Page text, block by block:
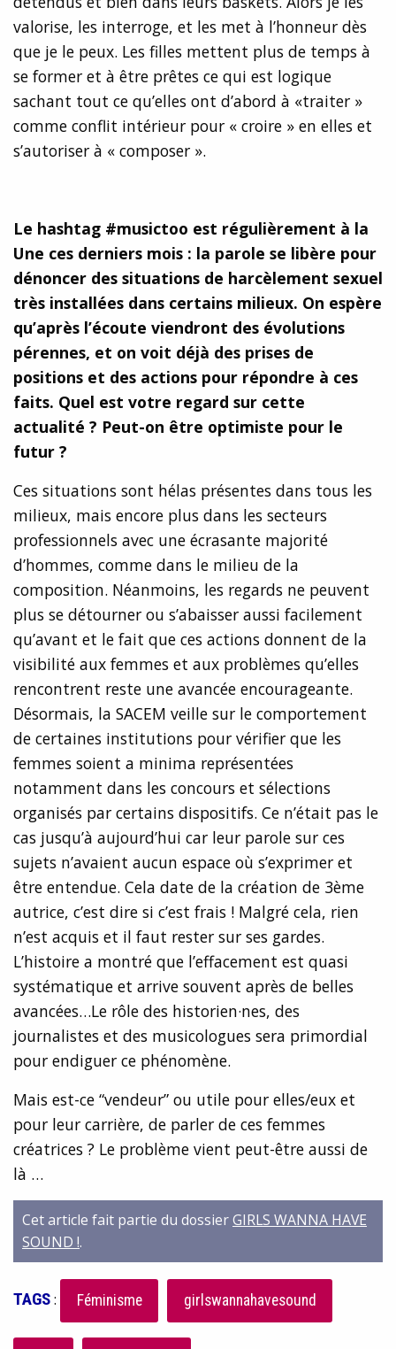
valorise, les interroge, et les met à l’honneur dès
que je le peux. Les filles mettent plus de temps à
se former et à être prêtes ce qui est logique
sachant tout ce qu’elles ont d’abord à «traiter »
comme conflit intérieur pour « croire » en elles et
s’autoriser à « composer ».
Le hashtag #musictoo est régulièrement à la
Une ces derniers mois : la parole se libère pour
dénoncer des situations de harcèlement sexuel
très installées dans certains milieux. On espère
qu’après l’écoute viendront des évolutions
pérennes, et on voit déjà des prises de
positions et des actions pour répondre à ces
faits. Quel est votre regard sur cette
actualité ? Peut-on être optimiste pour le
futur ?
Ces situations sont hélas présentes dans tous les
milieux, mais encore plus dans les secteurs
professionnels avec une écrasante majorité
d’hommes, comme dans le milieu de la
composition. Néanmoins, les regards ne peuvent
plus se détourner ou s’abaisser aussi facilement
qu’avant et le fait que ces actions donnent de la
visibilité aux femmes et aux problèmes qu’elles
rencontrent reste une avancée encourageante.
Désormais, la SACEM veille sur le comportement
de certaines institutions pour vérifier que les
femmes soient a minima représentées
notamment dans les concours et sélections
organisés par certains dispositifs. Ce n’était pas le
cas jusqu’à aujourd’hui car leur parole sur ces
sujets n’avaient aucun espace où s’exprimer et
être entendue. Cela date de la création de 3ème
autrice, c’est dire si c’est frais ! Malgré cela, rien
n’est acquis et il faut rester sur ses gardes.
L’histoire a montré que l’effacement est quasi
systématique et arrive souvent après de belles
avancées…Le rôle des historien·nes, des
journalistes et des musicologues sera primordial
pour endiguer ce phénomène.
Mais est-ce “vendeur” ou utile pour elles/eux et
pour leur carrière, de parler de ces femmes
créatrices ? Le problème vient peut-être aussi de
là …
Cet article fait partie du dossierGIRLS WANNA HAVE
SOUND !.
TAGS: Féminisme girlswannahavesound